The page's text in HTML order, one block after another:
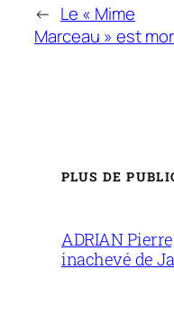
← Le « Mime
Marceau » est
PLUS DE
ADRIAN
inachevé de